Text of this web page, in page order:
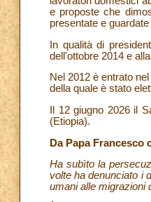
e proposte che
presentate e
In qualità di
dell'ottobre 2014 e
Nel 2012 è entrato
della quale è stato
Il 12 giugno 2026 il
(Etiopia).
Da Papa
Ha subìto la
volte ha denunciato i
umani alle migrazioni